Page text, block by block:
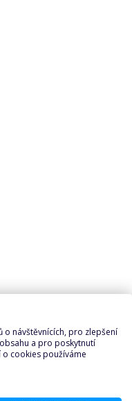
o návštěvnících, pro zlepšení
a pro poskytnutí
o cookies používáme